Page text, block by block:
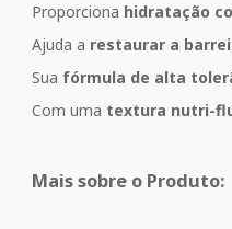
Proporciona hidratação
Ajuda a restaurar a
Sua fórmula de alta
Com uma textura nutri-
Mais sobre o Produto: